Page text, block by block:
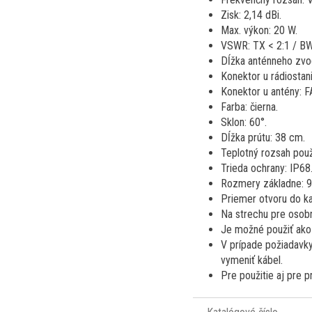
Zisk: 2,14 dBi.
Max. výkon: 20 W.
VSWR: TX < 2:1 /
Dĺžka anténneho
Konektor u
Konektor u antény:
Farba: čierna.
Sklon: 60°.
Dĺžka prútu: 38 cm.
Teplotný rozsah
Trieda ochrany: IP68.
Rozmery základne:
Priemer otvoru do
Na strechu pre
Je možné použiť
V prípade
vymeniť kábel.
Pre použitie aj pre